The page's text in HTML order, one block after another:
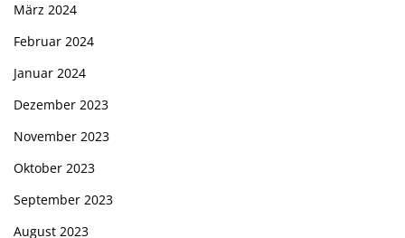
März 2024
Februar 2024
Januar 2024
Dezember 2023
November 2023
Oktober 2023
September 2023
August 2023